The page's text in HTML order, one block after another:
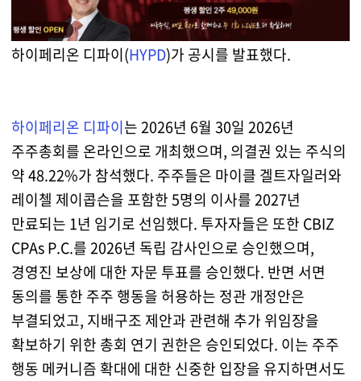
하이페리온 디파이(HYPD)가 공시를 발표했다.
하이페리온 디파이는 2026년 6월 30일 2026년
주주총회를 온라인으로 개최했으며, 의결권 있는 주식의
약 48.22%가 참석했다. 주주들은 마이클 겔트자일러와
레이첼 제이콥슨을 포함한 5명의 이사를 2027년
만료되는 1년 임기로 선임했다. 투자자들은 또한 CBIZ
CPAs P.C.를 2026년 독립 감사인으로 승인했으며,
경영진 보상에 대한 자문 투표를 승인했다. 반면 서면
동의를 통한 주주 행동을 허용하는 정관 개정안은
부결되었고, 지배구조 제안과 관련해 추가 위임장을
확보하기 위한 총회 연기 권한은 승인되었다. 이는 주주
행동 메커니즘 확대에 대한 신중한 입장을 유지하면서도